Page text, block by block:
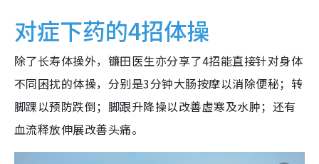
对症下药的4招体操
除了长寿体操外，镰田医生亦分享了4招能直接针对身体
不同困扰的体操，分别是3分钟大肠按摩以消除便秘；转
脚踝以预防跌倒；脚跟升降操以改善虚寒及水肿；还有
血流释放伸展改善头痛。